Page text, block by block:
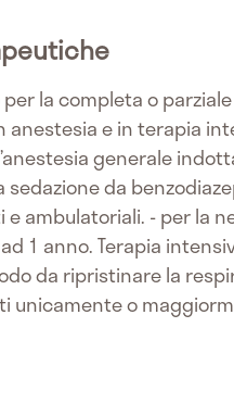
la completa o
anestesia e in terapia
generale
sedazione da
e ambulatoriali. - per la
1 anno. Terapia
da ripristinare la
unicamente o